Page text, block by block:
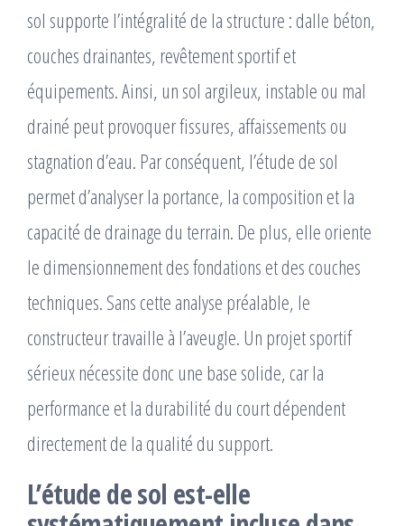
sol supporte l’intégralité de la structure : dalle béton,
couches drainantes, revêtement sportif et
équipements. Ainsi, un sol argileux, instable ou mal
drainé peut provoquer fissures, affaissements ou
stagnation d’eau. Par conséquent, l’étude de sol
permet d’analyser la portance, la composition et la
capacité de drainage du terrain. De plus, elle oriente
le dimensionnement des fondations et des couches
techniques. Sans cette analyse préalable, le
constructeur travaille à l’aveugle. Un projet sportif
sérieux nécessite donc une base solide, car la
performance et la durabilité du court dépendent
directement de la qualité du support.
L’étude de sol est-elle